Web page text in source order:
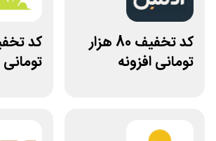
کد تخفیف 80 هزار
تومانی افزونه